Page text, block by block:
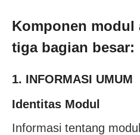
Komponen modul
tiga bagian besar:
1. INFORMASI UMUM
Identitas Modul
Informasi tentang